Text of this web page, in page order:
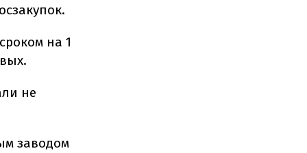
на 1
не
заводом